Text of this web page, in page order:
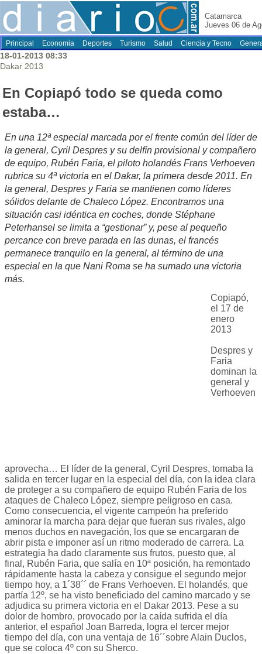
Catamarca
Jueves 06 de
Principal Economia Deportes Turismo Salud Ciencia y Tecno
18-01-2013 08:33
Dakar 2013
En Copiapó todo se queda como
estaba…
En una 12ª especial marcada por el frente común del líder de
la general, Cyril Despres y su delfín provisional y compañero
de equipo, Rubén Faria, el piloto holandés Frans Verhoeven
rubrica su 4ª victoria en el Dakar, la primera desde 2011. En
la general, Despres y Faria se mantienen como líderes
sólidos delante de Chaleco López. Encontramos una
situación casi idéntica en coches, donde Stéphane
Peterhansel se limita a “gestionar” y, pese al pequeño
percance con breve parada en las dunas, el francés
permanece tranquilo en la general, al término de una
especial en la que Nani Roma se ha sumado una victoria
más.
Copiapó,
el 17 de
enero
2013
Despres y
Faria
dominan la
general y
Verhoeven
aprovecha… El líder de la general, Cyril Despres, tomaba la
salida en tercer lugar en la especial del día, con la idea clara
de proteger a su compañero de equipo Rubén Faria de los
ataques de Chaleco López, siempre peligroso en casa.
Como consecuencia, el vigente campeón ha preferido
aminorar la marcha para dejar que fueran sus rivales, algo
menos duchos en navegación, los que se encargaran de
abrir pista e imponer así un ritmo moderado de carrera. La
estrategia ha dado claramente sus frutos, puesto que, al
final, Rubén Faria, que salía en 10ª posición, ha remontado
rápidamente hasta la cabeza y consigue el segundo mejor
tiempo hoy, a 1´38´´ de Frans Verhoeven. El holandés, que
partía 12º, se ha visto beneficiado del camino marcado y se
adjudica su primera victoria en el Dakar 2013. Pese a su
dolor de hombro, provocado por la caída sufrida el día
anterior, el español Joan Barreda, logra el tercer mejor
tiempo del día, con una ventaja de 16´´sobre Alain Duclos,
que se coloca 4º con su Sherco.